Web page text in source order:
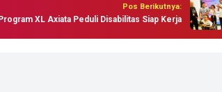
Pos Berikutnya:
XL Axiata Peduli Disabilitas Siap Kerja